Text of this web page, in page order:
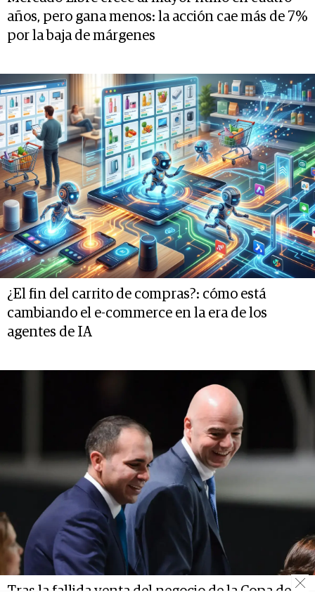
años, pero gana menos: la acción cae más de 7%
por la baja de márgenes
¿El fin del carrito de compras?: cómo está
cambiando el e-commerce en la era de los
agentes de IA
Tras la fallida venta del negocio de la Copa del